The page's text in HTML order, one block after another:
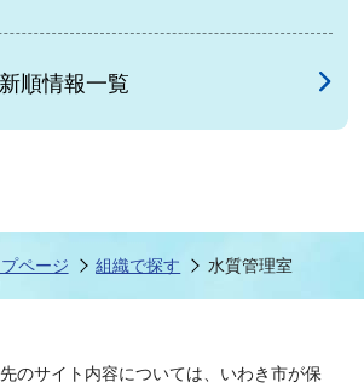
順情報一覧
プページ 組織で探す 水質管理室
のサイト内容については、いわき市が保